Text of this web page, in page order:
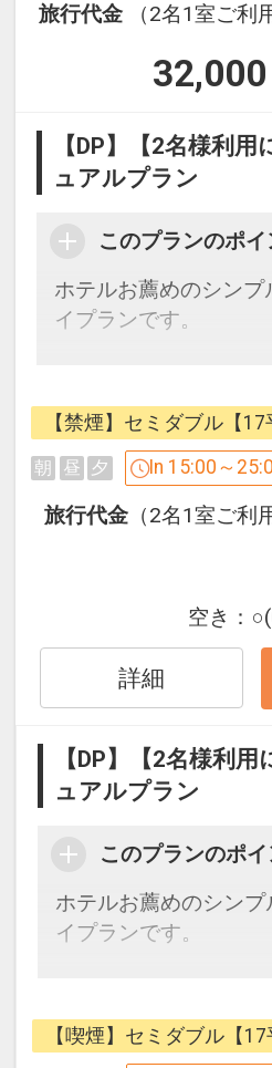
旅行代金
（2名1室ご利
【DP】【2名様利
ュアルプラン
このプランのポイ
ホテルお薦めのシン
イプランです。
いただくためのサービ
■全客室高速有線LAN
LAN（WI-FI）接続が
けます。
■朝刊1紙サービス
■チェックイン前・チ
■雨の日は傘の無料レ
■ズボンプレッサー＆
枕＆携帯充電器等
（無料レンタルあり
■15：00（チェック
00（チェックアウト）
設定期間：2022年1月
インターネットコー
200000007796
【禁煙】セミダブル【
朝 昼 夕 In 15:00～
旅行代金 （2名1室ご利
空き： ○
詳細
【DP】【2名様利
ュアルプラン
このプランのポイ
ホテルお薦めのシン
イプランです。
いただくためのサービ
■全客室高速有線LAN
【喫煙】セミダブル【